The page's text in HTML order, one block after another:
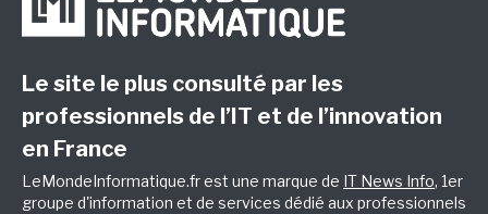
Le site le plus consulté par les
professionnels de l’IT et de l’innovation
en France
LeMondeInformatique.fr est une marque de IT News Info, 1er
groupe d'information et de services dédié aux professionnels